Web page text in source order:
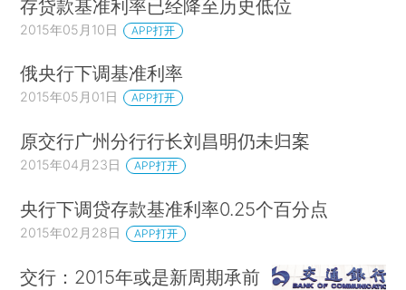
存贷款基准利率已经降至历史低位
2015年05月10日 APP打开
俄央行下调基准利率
2015年05月01日 APP打开
原交行广州分行行长刘昌明仍未归案
2015年04月23日 APP打开
央行下调贷存款基准利率0.25个百分点
2015年02月28日 APP打开
交行：2015年或是新周期承前